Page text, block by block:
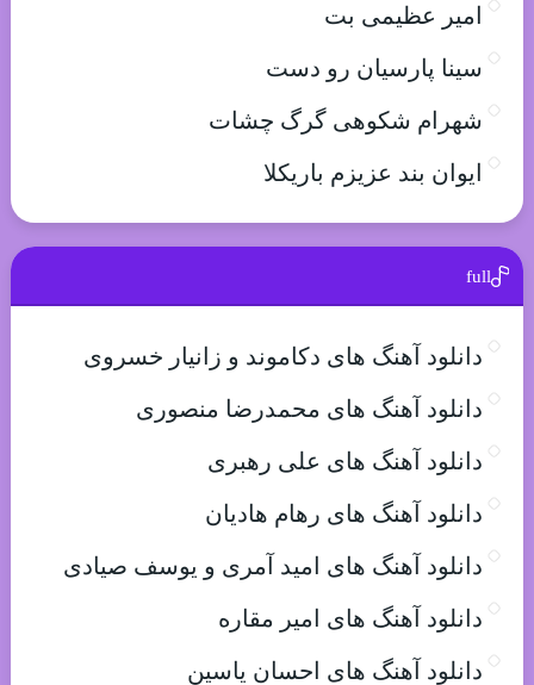
امیر عظیمی بت
سینا پارسیان رو دست
شهرام شکوهی گرگ چشات
ایوان بند عزیزم باریکلا
full
دانلود آهنگ های دکاموند و زانیار خسروی
دانلود آهنگ های محمدرضا منصوری
دانلود آهنگ های علی رهبری
دانلود آهنگ های رهام هادیان
دانلود آهنگ های امید آمری و یوسف صیادی
دانلود آهنگ های امیر مقاره
دانلود آهنگ های احسان یاسین